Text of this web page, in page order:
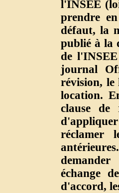
l'INSEE
prendre
défaut, la
publié à la
de
journal
révision, le
location.
clause
réclamer
échange
d'accord,